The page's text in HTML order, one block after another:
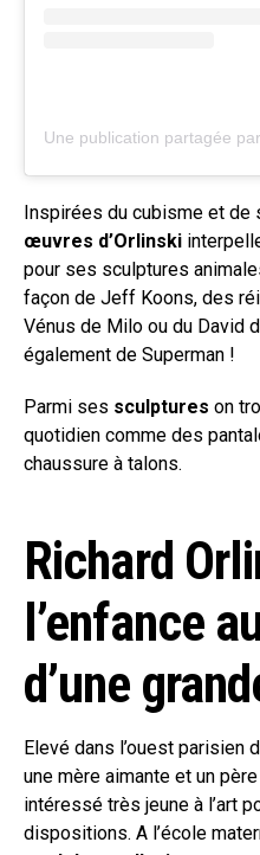
Inspirées du cubisme et de
œuvres d’Orlinski
pour ses sculptures
façon de Jeff Koons, des
Vénus de Milo ou du David
également de Superman !
Parmi ses sculptures on
quotidien comme des
chaussure à talons.
Richard
l’enfance
d’une
Elevé dans l’ouest parisien
une mère aimante et un
intéressé très jeune à l’art
dispositions. A l’école